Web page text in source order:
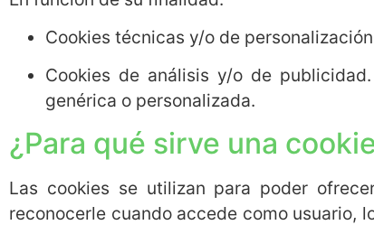
Cookies técnicas y/o de
Cookies de análisis y/o de
genérica o personalizada.
¿Para qué sirve una
Las cookies se utilizan para poder
reconocerle cuando accede como usuario,